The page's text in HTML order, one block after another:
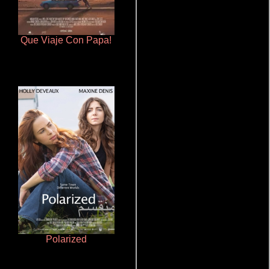
Que Viaje Con Papa!
Polarized